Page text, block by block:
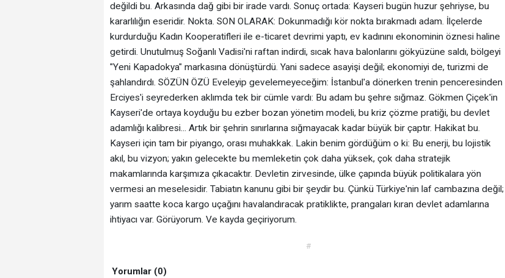
değildi bu. Arkasında dağ gibi bir irade vardı. Sonuç ortada: Kayseri bugün huzur şehriyse, bu
kararlılığın eseridir. Nokta. ‎SON OLARAK: Dokunmadığı kör nokta bırakmadı adam. İlçelerde
kurdurduğu Kadın Kooperatifleri ile e-ticaret devrimi yaptı, ev kadınını ekonominin öznesi haline
getirdi. Unutulmuş Soğanlı Vadisi'ni raftan indirdi, sıcak hava balonlarını gökyüzüne saldı, bölgeyi
"Yeni Kapadokya" markasına dönüştürdü. Yani sadece asayişi değil; ekonomiyi de, turizmi de
şahlandırdı. ‎SÖZÜN ÖZÜ ‎Eveleyip gevelemeyeceğim: ‎İstanbul'a dönerken trenin penceresinden
Erciyes'i seyrederken aklımda tek bir cümle vardı: Bu adam bu şehre sığmaz. ‎Gökmen Çiçek'in
Kayseri'de ortaya koyduğu bu ezber bozan yönetim modeli, bu kriz çözme pratiği, bu devlet
adamlığı kalibresi... Artık bir şehrin sınırlarına sığmayacak kadar büyük bir çaptır. Hakikat bu.
‎Kayseri için tam bir piyango, orası muhakkak. Lakin benim gördüğüm o ki: Bu enerji, bu lojistik
akıl, bu vizyon; yakın gelecekte bu memleketin çok daha yüksek, çok daha stratejik
makamlarında karşımıza çıkacaktır. Devletin zirvesinde, ülke çapında büyük politikalara yön
vermesi an meselesidir. Tabiatın kanunu gibi bir şeydir bu. ‎Çünkü Türkiye'nin laf cambazına değil;
yarım saatte koca kargo uçağını havalandıracak pratiklikte, prangaları kıran devlet adamlarına
ihtiyacı var. ‎Görüyorum. ‎Ve kayda geçiriyorum.
#
Yorumlar (0)